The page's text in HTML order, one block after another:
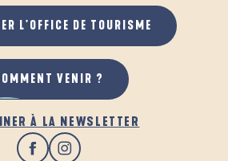
AU GRAND AIR
À LA NEWSLETTER
L'OFFICE DE TOURISME
VENIR ?